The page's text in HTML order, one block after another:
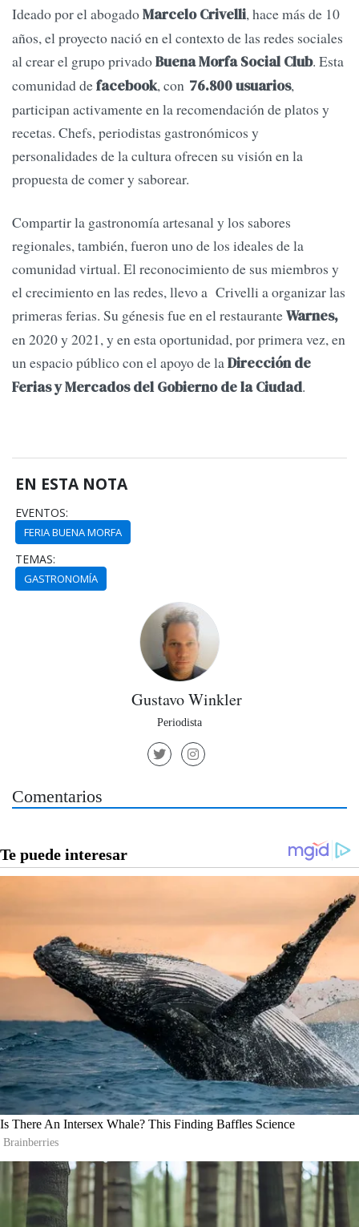
Ideado por el abogadoMarcelo Crivelli, hace más de 10
años, el proyecto nació en el contexto de las redes sociales
al crear el grupo privadoBuena Morfa Social Club. Esta
comunidad defacebook, con 76.800 usuarios,
participan activamente en la recomendación de platos y
recetas. Chefs, periodistas gastronómicos y
personalidades de la cultura ofrecen su visión en la
propuesta de comer y saborear.
Compartir la gastronomía artesanal y los sabores
regionales, también, fueron uno de los ideales de la
comunidad virtual. El reconocimiento de sus miembros y
el crecimiento en las redes, llevo a Crivelli a organizar las
primeras ferias. Su génesis fue en el restauranteWarnes,
en 2020 y 2021, y en esta oportunidad, por primera vez, en
un espacio público con el apoyo de laDirección de
Ferias y Mercados del Gobierno de la Ciudad.
EN ESTA NOTA
EVENTOS:
FERIA BUENA MORFA
TEMAS:
GASTRONOMÍA
Gustavo Winkler
Periodista
Comentarios